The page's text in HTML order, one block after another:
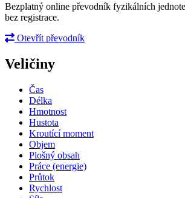
Bezplatný online převodník fyzikálních
bez registrace.
Otevřít převodník
Veličiny
Čas
Délka
Hmotnost
Hustota
Kroutící moment
Objem
Plošný obsah
Práce (energie)
Průtok
Rychlost